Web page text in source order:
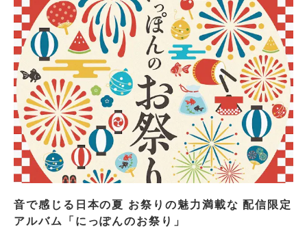
音で感じる日本の夏 お祭りの魅力満載な 配信限定
アルバム「にっぽんのお祭り」